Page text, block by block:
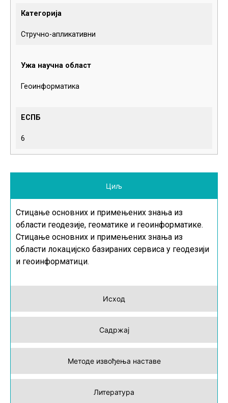
Категорија
Стручно-апликативни
Ужа научна област
Геоинформатика
ЕСПБ
6
Циљ
Исход
Садржај
Методе извођења наставе
Литература
Стицање основних и примењених знања из
области геодезије, геоматике и геоинформатике.
Стицање основних и примењених знања из
области локацијско базираних сервиса у геодезији
и геоинформатици.